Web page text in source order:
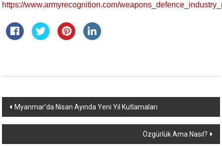
https://www.armyrecognition.com/
Yazı
dolaşımı
Myanmar’da Nisan Ayında Yeni Yıl Kutlamaları
Özgürlük Ama Nasıl?